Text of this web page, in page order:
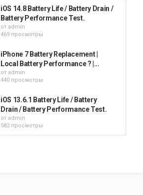
iOS 14.8 Battery Life / Battery Drain /
Battery Performance Test.
от admin
469 просмотры
iPhone 7 Battery Replacement |
Local Battery Performance ? |...
от admin
440 просмотры
iOS 13.6.1 Battery Life / Battery
Drain / Battery Performance Test.
от admin
582 просмотры